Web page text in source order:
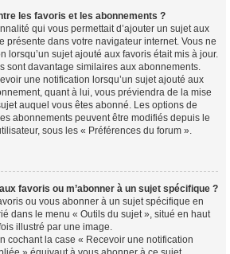
les favoris et les abonnements ?
qui vous permettait d’ajouter un sujet aux
présente dans votre navigateur internet. Vous ne
lorsqu’un sujet ajouté aux favoris était mis à jour.
sont davantage similaires aux abonnements.
une notification lorsqu’un sujet ajouté aux
quant à lui, vous préviendra de la mise
auquel vous êtes abonné. Les options de
abonnements peuvent être modifiés depuis le
sous les « Préférences du forum ».
favoris ou m’abonner à un sujet spécifique ?
ou vous abonner à un sujet spécifique en
dans le menu « Outils du sujet », situé en haut
illustré par une image.
cochant la case « Recevoir une notification